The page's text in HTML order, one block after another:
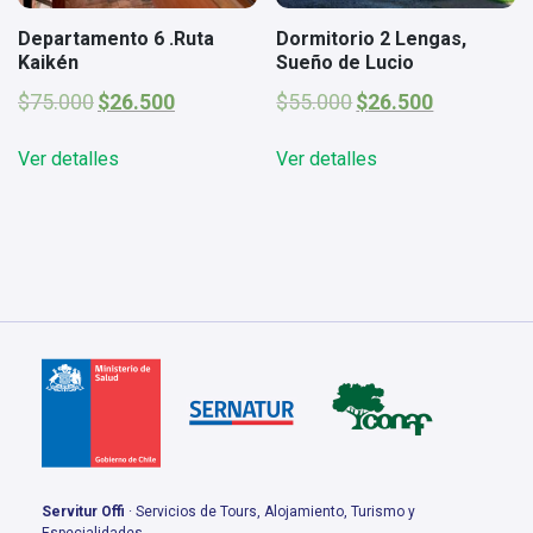
Departamento 6 .Ruta
Kaikén
$75.000 El
era:
$26.500El
Ver detalles
Dormitorio 2 Lengas,
Sueño de Lucio
$55.000 El
era:
$26.500El
Ver detalles
Servitur Offi · Servicios de Tours, Alojamiento, Turismo y